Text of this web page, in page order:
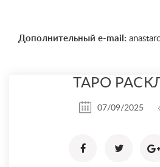
Дополнительный e-mail:
ТАРО
07/09/2025